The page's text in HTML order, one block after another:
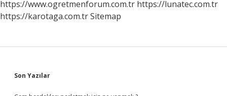
https://www.ogretmenforum.com.tr https://lunatec.com.tr
https://karotaga.com.trSitemap
Sidebar
Son Yazılar